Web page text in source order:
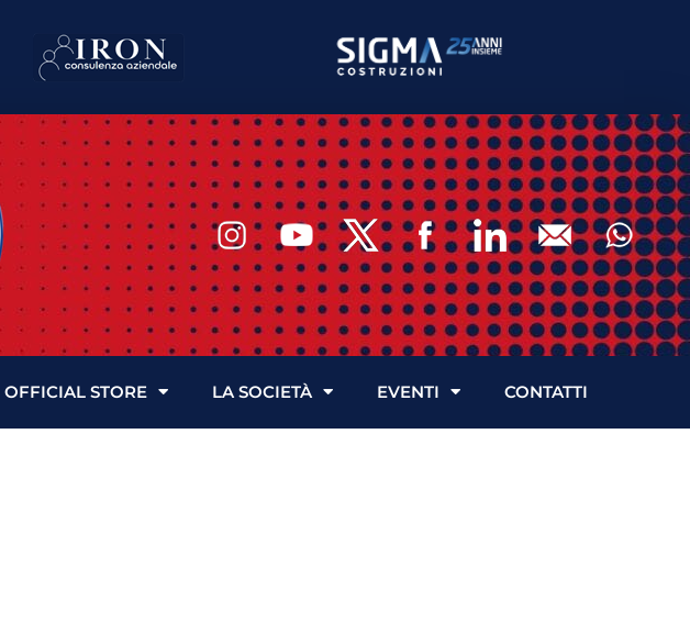
OFFICIAL STORE LA SOCIETÀ EVENTI CONTATTI